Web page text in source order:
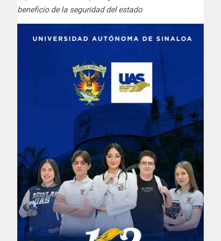
beneficio de la seguridad del estado